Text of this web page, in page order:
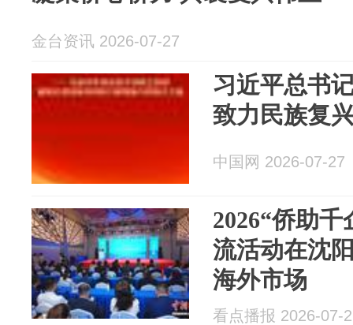
金台资讯 2026-07-27
习近平总书
致力民族复
中国网 2026-07-27
2026“侨助
流活动在沈
海外市场
看点播报 2026-07-